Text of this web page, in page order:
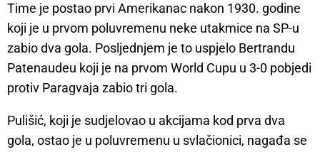
Time je postao prvi Amerikanac nakon 1930. godine
koji je u prvom poluvremenu neke utakmice na SP-u
zabio dva gola. Posljednjem je to uspjelo Bertrandu
Patenaudeu koji je na prvom World Cupu u 3-0 pobjedi
protiv Paragvaja zabio tri gola.
Pulišić, koji je sudjelovao u akcijama kod prva dva
gola, ostao je u poluvremenu u svlačionici, nagađa se